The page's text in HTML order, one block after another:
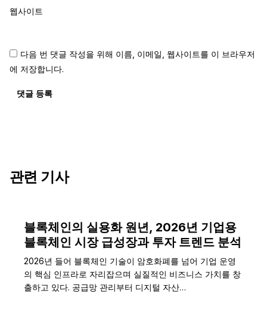
웹사이트
다음 번 댓글 작성을 위해 이름, 이메일, 웹사이트를 이 브라우저
에 저장합니다.
댓글 등록
관련 기사
블록체인의 실용화 원년, 2026년 기업용
블록체인 시장 급성장과 투자 트렌드 분석
2026년 들어 블록체인 기술이 암호화폐를 넘어 기업 운영
의 핵심 인프라로 자리잡으며 실질적인 비즈니스 가치를 창
출하고 있다. 공급망 관리부터 디지털 자산…